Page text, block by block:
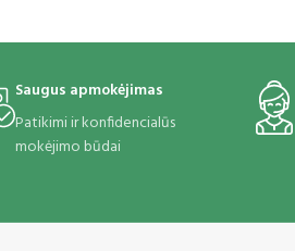
Saugus apmokėjimas
Patikimi ir konfidencialūs
mokėjimo būdai